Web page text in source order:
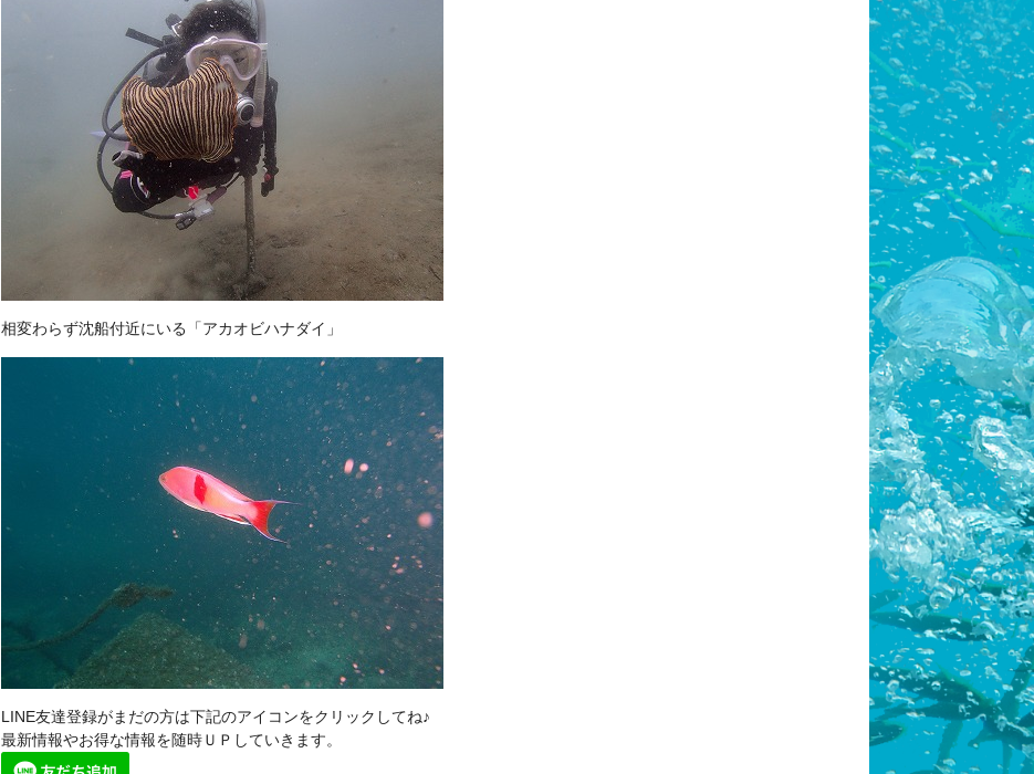
相変わらず沈船付近にいる「アカオビハナダイ」
LINE友達登録がまだの方は下記のアイコンをクリックしてね♪
最新情報やお得な情報を随時ＵＰしていきます。